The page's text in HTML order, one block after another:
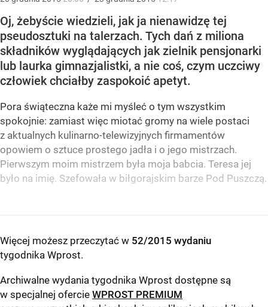
Oj, żebyście wiedzieli, jak ja nienawidzę tej
pseudosztuki na talerzach. Tych dań z miliona
składników wyglądających jak zielnik pensjonarki
lub laurka gimnazjalistki, a nie coś, czym uczciwy
człowiek chciałby zaspokoić apetyt.
Pora świąteczna każe mi myśleć o tym wszystkim
spokojnie: zamiast więc miotać gromy na wiele postaci
z aktualnych kulinarno-telewizyjnych firmamentów
opowiem o sztuce prostego jadła i o jego mistrzach.
Pierwszym moim mistrzem była moja babcia. Teresa jej
było na imię. Szefowała w biłgorajskim barze Pod Puszczą.
Więcej możesz przeczytać w 52/2015 wydaniu
tygodnika Wprost.
Archiwalne wydania tygodnika Wprost dostępne są
w specjalnej ofercie WPROST PREMIUM